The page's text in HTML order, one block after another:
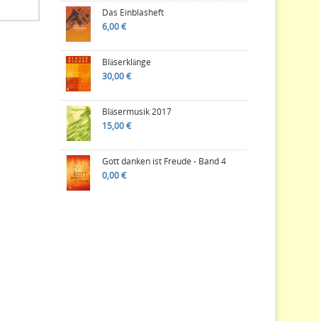
Das Einblasheft
6,00 €
Bläserklänge
30,00 €
Bläsermusik 2017
15,00 €
Gott danken ist Freude - Band 4
0,00 €